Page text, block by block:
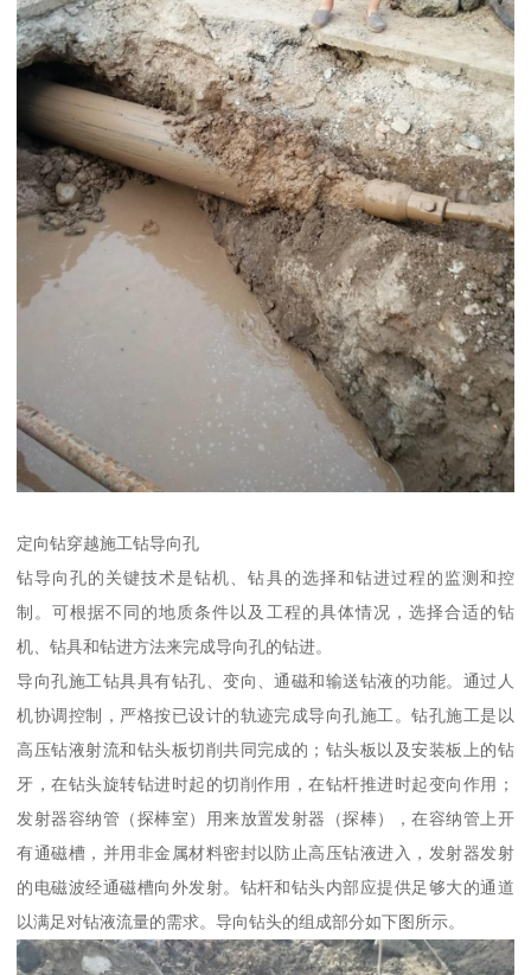
定向钻穿越施工钻导向孔
钻导向孔的关键技术是钻机、钻具的选择和钻进过程的监测和控
制。可根据不同的地质条件以及工程的具体情况，选择合适的钻
机、钻具和钻进方法来完成导向孔的钻进。
导向孔施工钻具具有钻孔、变向、通磁和输送钻液的功能。通过人
机协调控制，严格按已设计的轨迹完成导向孔施工。钻孔施工是以
高压钻液射流和钻头板切削共同完成的；钻头板以及安装板上的钻
牙，在钻头旋转钻进时起的切削作用，在钻杆推进时起变向作用；
发射器容纳管（探棒室）用来放置发射器（探棒），在容纳管上开
有通磁槽，并用非金属材料密封以防止高压钻液进入，发射器发射
的电磁波经通磁槽向外发射。钻杆和钻头内部应提供足够大的通道
以满足对钻液流量的需求。导向钻头的组成部分如下图所示。